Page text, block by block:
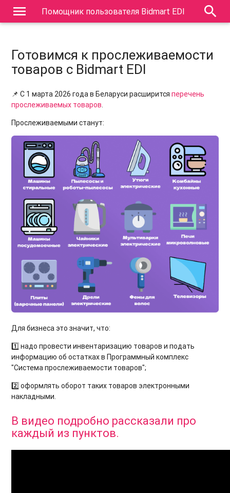
menu Помощник пользователя Bidmart EDI search
Готовимся к прослеживаемости
товаров с Bidmart EDI
📌 С 1 марта 2026 года в Беларуси расширитсяперечень
прослеживаемых товаров.
Прослеживаемыми станут:
Для бизнеса это значит, что:
1️⃣ надо провести инвентаризацию товаров и подать
информацию об остатках в Программный комплекс
"Система прослеживаемости товаров";
2️⃣ оформлять оборот таких товаров электронными
накладными.
В видео подробно рассказали про
каждый из пунктов.